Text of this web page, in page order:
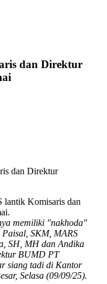
dan Direktur
Komisaris dan
memiliki "nakhoda"
SKM, MARS
SH, MH dan Andika
BUMD PT
siang tadi di Kantor
Selasa (09/09/25).